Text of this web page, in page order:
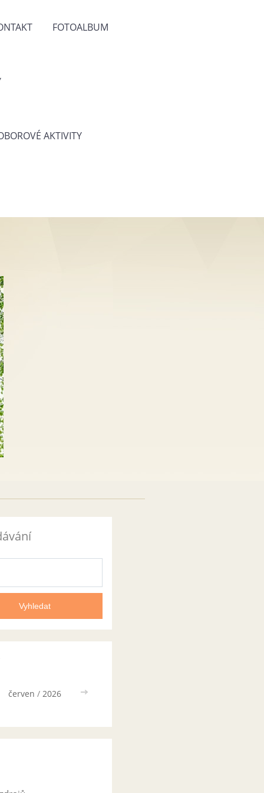
FOTOALBUM
AKTIVITY
červen / 2026 >>